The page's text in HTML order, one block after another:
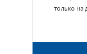
только на